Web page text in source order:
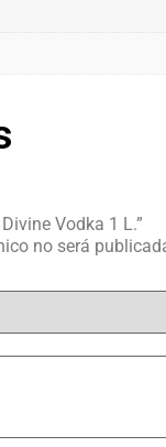
Vodka 1 L.”
no será